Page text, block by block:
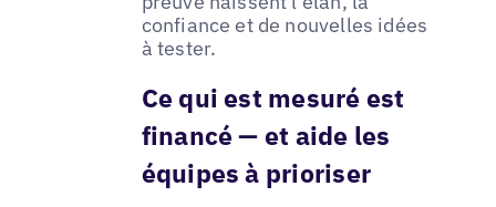
confiance et de nouvelles idées
à tester.
Ce qui est mesuré est
financé — et aide les
équipes à prioriser